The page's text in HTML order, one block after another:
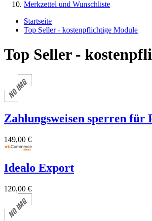
Merkzettel und Wunschliste
Startseite
Top Seller - kostenpflichtige Module
Top Seller -
Zahlungsweisen sperren für
149,00 €
Idealo Export
120,00 €